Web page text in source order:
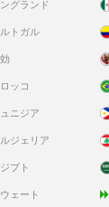
グランド
トガル
ッコ
ニジア
ジェリア
プト
ェート